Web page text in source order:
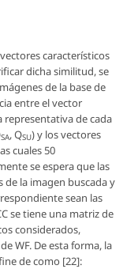
característicos
dicha similitud, se
de la base de
entre el vector
representativa de cada
SA, QSU)y los vectores
cuales 50
se espera que las
de la imagen buscada y
sean las
se tiene una matriz de
considerados,
WF. De esta forma, la
de como [22]: